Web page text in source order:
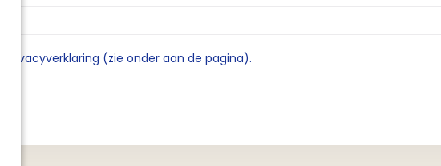
(zie onder aan de pagina).